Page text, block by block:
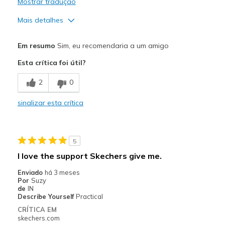
Mais detalhes
Breathe Well
Comfortable
Width
Sizing
Feels true to size
View On Shoes
Em resumo Sim, eu recomendaria a um amigo
Esta crítica foi útil?
2 0
sinalizar esta crítica
5
I love the support Skechers give me.
Enviado há 3 meses
Por Suzy
de IN
Describe Yourself Practical
CRÍTICA EM
skechers.com